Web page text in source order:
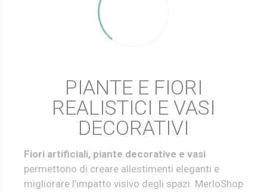
PIANTE E FIORI
REALISTICI E VASI
DECORATIVI
Fiori artificiali, piante decorative e vasi
permettono di creare allestimenti eleganti e
migliorare l’impatto visivo degli spazi. MerloShop